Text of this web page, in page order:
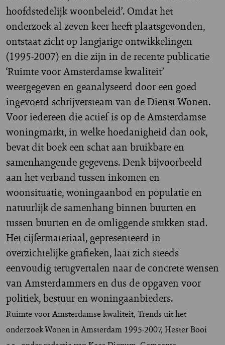
hoofdstedelijk woonbeleid’. Omdat het
onderzoek al zeven keer heeft plaatsgevonden,
ontstaat zicht op langjarige ontwikkelingen
(1995-2007) en die zijn in de recente publicatie
‘Ruimte voor Amsterdamse kwaliteit’
weergegeven en geanalyseerd door een goed
ingevoerd schrijversteam van de Dienst Wonen.
Voor iedereen die actief is op de Amsterdamse
woningmarkt, in welke hoedanigheid dan ook,
bevat dit boek een schat aan bruikbare en
samenhangende gegevens. Denk bijvoorbeeld
aan het verband tussen inkomen en
woonsituatie, woningaanbod en populatie en
natuurlijk de samenhang binnen buurten en
tussen buurten en de omliggende stukken stad.
Het cijfermateriaal, gepresenteerd in
overzichtelijke grafieken, laat zich steeds
eenvoudig terugvertalen naar de concrete wensen
van Amsterdammers en dus de opgaven voor
politiek, bestuur en woningaanbieders.
Ruimte voor Amsterdamse kwaliteit, Trends uit het
onderzoek Wonen in Amsterdam 1995-2007, Hester Booi